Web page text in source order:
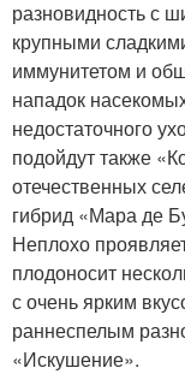
разновидность с
крупными
иммунитетом и
нападок
недостаточного
подойдут также
отечественных
гибрид «Мара де
Неплохо
плодоносит
с очень ярким
раннеспелым
«Искушение».